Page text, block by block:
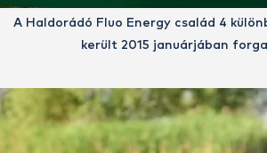
A Haldorádó Fluo Energy család 4
került 2015 januárjában